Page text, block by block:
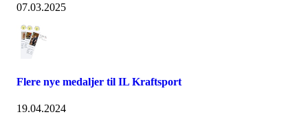
07.03.2025
Flere nye medaljer til IL Kraftsport
19.04.2024